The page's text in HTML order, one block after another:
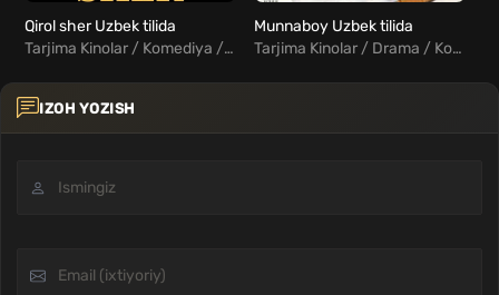
Qirol sher Uzbek tilida
Tarjima Kinolar / Komediya / Sarguzasht / Oilaviy / Xorij Kinolar Uzbek Tilida
Munnaboy Uzbek tilida
Tarjima Kinolar / Drama / Komediya / Hind Kinolar Uzbek Tilida
IZOH YOZISH